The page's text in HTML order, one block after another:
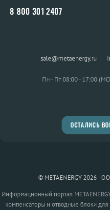
8 800 301 2407
sale@metaenergy.ru ·
Пн–Пт 08:00–17:00
ОСТАЛИСЬ
© METAENERGY 2026 ·
Информационный портал
компенсаторы и отводные блоки